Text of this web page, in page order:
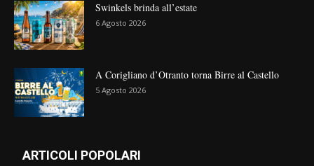
Swinkels brinda all’estate
6 Agosto 2026
A Corigliano d’Otranto torna Birre al Castello
5 Agosto 2026
ARTICOLI POPOLARI